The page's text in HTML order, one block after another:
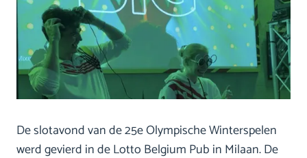
De slotavond van de 25e Olympische Winterspelen
werd gevierd in de Lotto Belgium Pub in Milaan. De